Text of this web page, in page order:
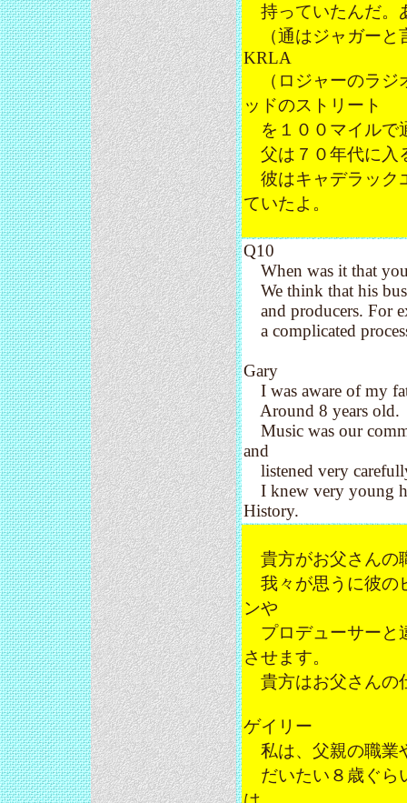
持っていたんだ。
（通はジャガーと
KRLA
（ロジャーのラジ
ッドのストリート
を１００マイルで
父は７０年代に入
彼はキャデラック
ていたよ。
Q10
When was it that
We think that his
and producers. For
a complicated
Gary
I was aware of my
Around 8 years old.
Music was our
and
listened very
I knew very young
History.
貴方がお父さんの
我々が思うに彼の
ンや
プロデューサーと
させます。
貴方はお父さんの
ゲイリー
私は、父親の職業
だいたい８歳ぐら